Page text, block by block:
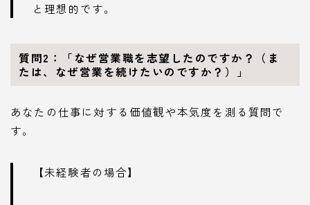
と理想的です。
質問2：「なぜ営業職を志望したのですか？（ま
たは、なぜ営業を続けたいのですか？）」
あなたの仕事に対する価値観や本気度を測る質問で
す。
【未経験者の場合】